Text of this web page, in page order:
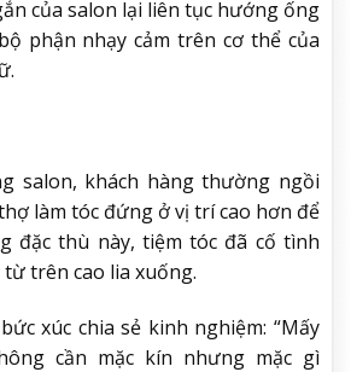
của salon lại liên tục hướng ống
phận nhạy cảm trên cơ thể của
salon, khách hàng thường ngồi
làm tóc đứng ở vị trí cao hơn để
đặc thù này, tiệm tóc đã cố tình
trên cao lia xuống.
xúc chia sẻ kinh nghiệm: “Mấy
cần mặc kín nhưng mặc gì